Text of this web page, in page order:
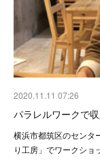
2020.11.11 07:26
パラレルワークで
横浜市都筑区のセンタ
り工房」でワークシ